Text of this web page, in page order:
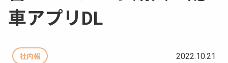
車アプリDL
社内報 2022.10.21